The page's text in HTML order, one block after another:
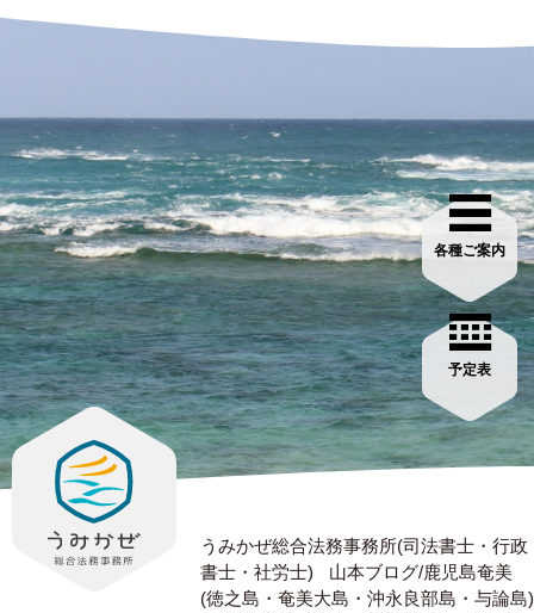
各種ご案内
予定表
うみかぜ総合法務事務所(司法書士・行政
書士・社労士)
山本ブログ/鹿児島奄美
(徳之島・奄美大島・沖永良部島・与論島)